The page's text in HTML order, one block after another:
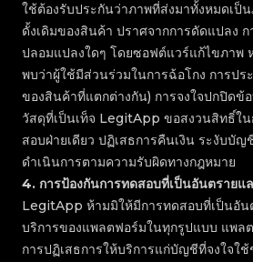
ใช้ต้องรับประกันว่าภาพที่ส่งมาทั้งหมดเป็
ดั้งเดิมของสินค้า ปราศจากการดัดแปลง
ปลอมแปลงใดๆ โดยซอฟต์แวร์แก้ไขภาพ
พบว่าผู้ใช้มีส่วนร่วมในการฉ้อโกง การปร
ของสินค้าที่แตกต่างกัน) การจงใจปกปิดข้
วัสดุที่เป็นเท็จ LegitApp ขอสงวนสิทธิ์ใน
สอบฝ่ายเดียว ปฏิเสธการคืนเงิน ระงับบัญ
ดำเนินการตามความรับผิดทางกฎหมาย
4. การป้องกันการทดสอบที่เป็นอันตรายแ
LegitApp ห้ามมิให้มีการทดสอบที่เป็นอัน
บริการของแพลตฟอร์มในทุกรูปแบบ แพล
การปฏิเสธการให้บริการแก่บัญชีที่จงใจใ